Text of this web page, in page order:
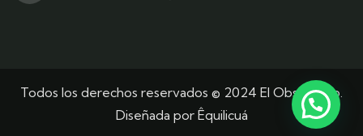
Todos los derechos reservados © 2024 El Observario.
Diseñada por Êquilicuá